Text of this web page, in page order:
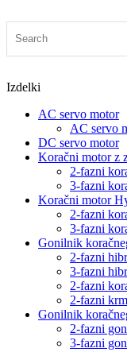
Izdelki
AC servo motor
AC servo
DC servo motor
Koračni motor z
2-fazni
3-fazni
Koračni motor
2-fazni
3-fazni
Gonilnik
2-fazni
3-fazni
2-fazni
2-fazni
Gonilnik
2-fazni
3-fazni